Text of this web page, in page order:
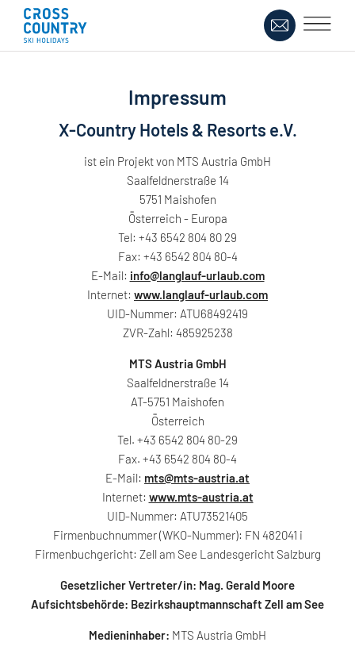
Impressum
X-Country Hotels & Resorts e.V.
ist ein Projekt von MTS Austria GmbH
Saalfeldnerstraße 14
5751 Maishofen
Österreich - Europa
Tel: +43 6542 804 80 29
Fax: +43 6542 804 80-4
E-Mail: info@langlauf-urlaub.com
Internet: www.langlauf-urlaub.com
UID-Nummer: ATU68492419
ZVR-Zahl: 485925238
MTS Austria GmbH
Saalfeldnerstraße 14
AT-5751 Maishofen
Österreich
Tel. +43 6542 804 80-29
Fax. +43 6542 804 80-4
E-Mail: mts@mts-austria.at
Internet: www.mts-austria.at
UID-Nummer: ATU73521405
Firmenbuchnummer (WKO-Nummer): FN 482041 i
Firmenbuchgericht: Zell am See Landesgericht Salzburg
Gesetzlicher Vertreter/in: Mag. Gerald Moore
Aufsichtsbehörde: Bezirkshauptmannschaft Zell am See
Medieninhaber: MTS Austria GmbH